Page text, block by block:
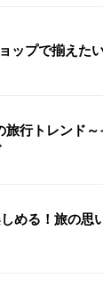
ップで揃えた
旅行トレンド
める！旅の思